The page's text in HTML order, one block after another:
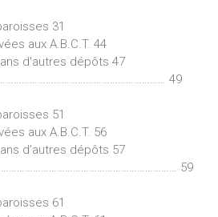
31
aux A.B.C.T. 44
d'autres dépôts 47
49
51
aux A.B.C.T. 56
d’autres dépôts 57
59
61